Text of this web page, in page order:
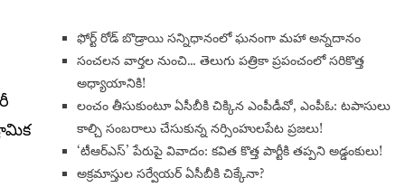
​ఫోర్ట్ రోడ్ బొడ్రాయి సన్నిధానంలో ఘనంగా మహా అన్నదానం
సంచలన వార్తల నుంచి… తెలుగు పత్రికా ప్రపంచంలో సరికొత్త
అధ్యాయానికి!
​లంచం తీసుకుంటూ ఏసీబీకి చిక్కిన ఎంపీడీవో, ఎంపీఓ: టపాసులు
కాల్చి సంబరాలు చేసుకున్న నర్సింహులపేట ప్రజలు!
‘టీఆర్ఎస్’ పేరుపై వివాదం: కవిత కొత్త పార్టీకి తప్పని అడ్డంకులు!
అక్రమాస్తుల సర్వేయర్ ఏసీబీకి చిక్కేనా?